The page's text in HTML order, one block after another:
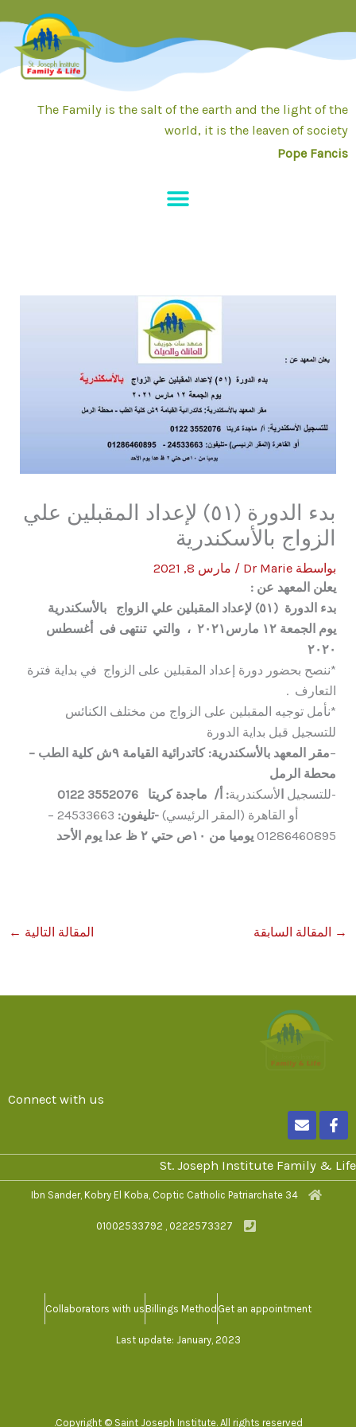
إلى
The Family is the salt of the earth and the light of the
world, it is the leaven of society
Pope Fancis
بدء الدورة (٥١) لإعداد المقبلين علي
الزواج بالأسكندرية
بواسطة Dr Marie
/ مارس 8, 2021
يعلن المعهد عن :
بدء الدورة( ٥١) لإعداد المقبلين علي الزواجبالأسكندرية
يوم الجمعة١٢ مارس ٢٠٢١ ، و التي تنتهى فى أغسطس
٢٠٢٠
*ننصح بحضور دورة إعداد المقبلين على الزواج في بداية فترة
التعارف .
*نأمل توجيه المقبلين على الزواج من مختلف الكنائس
للتسجيل قبل بداية الدورة
–مقر المعهد بالأسكندرية: كاتدرائية القيامة٩ش كلية الطب –
محطة الرمل
-للتسجيل لأسكندرية: أ/ ماجدة كريتا 3552076 0122
أو القاهرة (المقر الرئيسي)-تليفون:
24533663 –
01286460895 يوميا من ١٠ص حتي ٢ ظ عدا يوم الأحد
→ المقالة السابقة المقالة التالية ←
Connect with us
F
a
e
b
E
n
e
l
o
p
St. Joseph Institute Family & Life
34 Ibn Sander, Kobry El Koba, Coptic Catholic Patriarchate
0222573327 , 01002533792
Get an appointment
Billings Method
Collaborators with us
Last update: January, 2023
Copyright © Saint Joseph Institute. All rights reserved.